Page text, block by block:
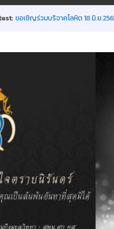
ประกาศ การปิดเรียนกรณีพิเศษ